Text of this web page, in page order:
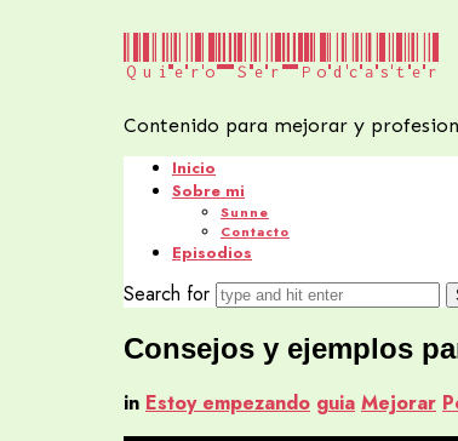
Quiero
Podcaster
Quiero Ser Podcaster
Contenido para mejorar y
Inicio
Sobre mi
Sunne
Contacto
Episodios
Search for
Consejos y ejemplos
in Estoy empezando guia Mejorar